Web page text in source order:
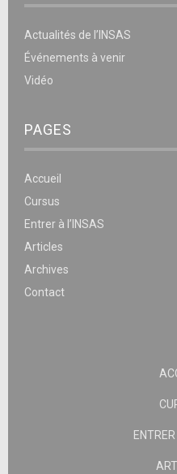
Actualités de l’INSAS
Événements à venir
Vidéo
PAGES
Accueil
Cursus
Entrer à l’INSAS
Articles
Archives
Contact